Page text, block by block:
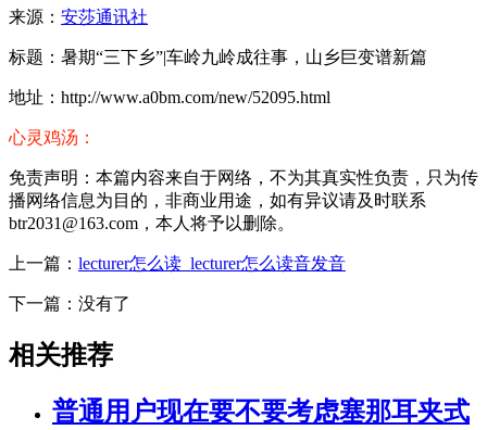
来源： 安莎通讯社
标题：暑期“三下乡”|车岭九岭成往事，山乡巨变谱新篇
地址：http://www.a0bm.com/new/52095.html
心灵鸡汤：
免责声明：本篇内容来自于网络，不为其真实性负责，只为传
播网络信息为目的，非商业用途，如有异议请及时联系
btr2031@163.com，本人将予以删除。
上一篇： lecturer怎么读_lecturer怎么读音发音
下一篇：没有了
相关推荐
普通用户现在要不要考虑塞那耳夹式